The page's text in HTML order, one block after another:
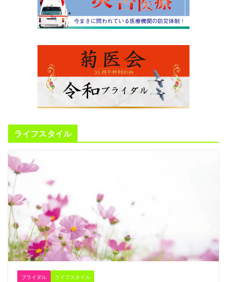
ライフスタイル
ブライダル ライフスタイル